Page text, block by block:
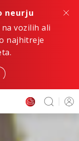
neurju
vozilih ali
najhitreje